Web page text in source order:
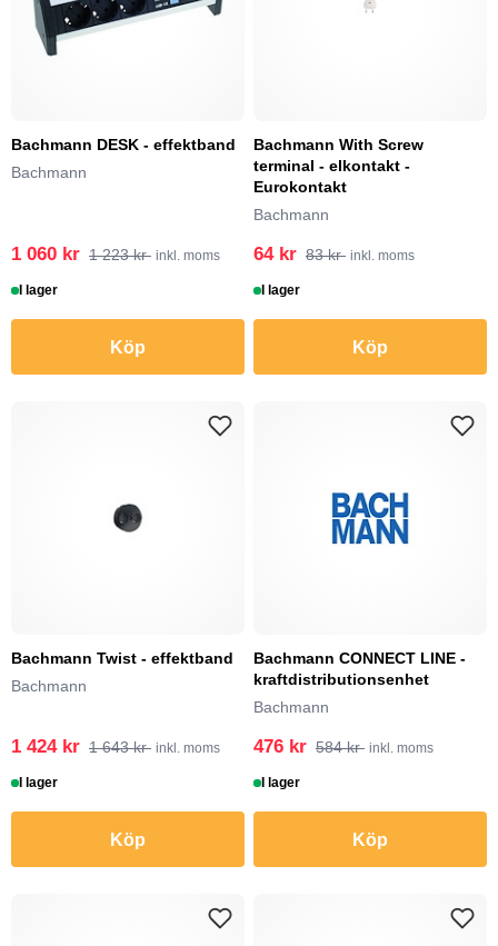
Bachmann DESK - effektband
Bachmann
1 060 kr 1 223 kr inkl. moms
I lager
Köp
Bachmann With Screw
terminal - elkontakt -
Eurokontakt
Bachmann
64 kr 83 kr inkl. moms
I lager
Köp
Bachmann Twist - effektband
Bachmann
1 424 kr 1 643 kr inkl. moms
I lager
Köp
Bachmann CONNECT LINE -
kraftdistributionsenhet
Bachmann
476 kr 584 kr inkl. moms
I lager
Köp